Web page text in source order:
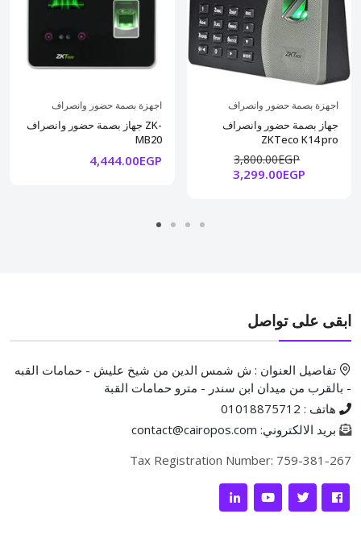
اجهزة بصمة حضور وانصراف
جهاز بصمة حضور وانصراف ZK-
MB20
4,444.00EGP
اجهزة بصمة حضور وانصراف
جهاز بصمة حضور وانصراف
ZKTeco K14 pro
3,800.00EGP
3,299.00EGP
ابقى على تواصل
تفاصيل العنوان : ش شمس الدين من شيخ عليش - حمامات القبه
- بالقرب من ميدان ابن سندر - مترو حمامات القبة
هاتف : 01018875712
بريد الالكتروني: contact@cairopos.com
Tax Registration Number: 759-381-267